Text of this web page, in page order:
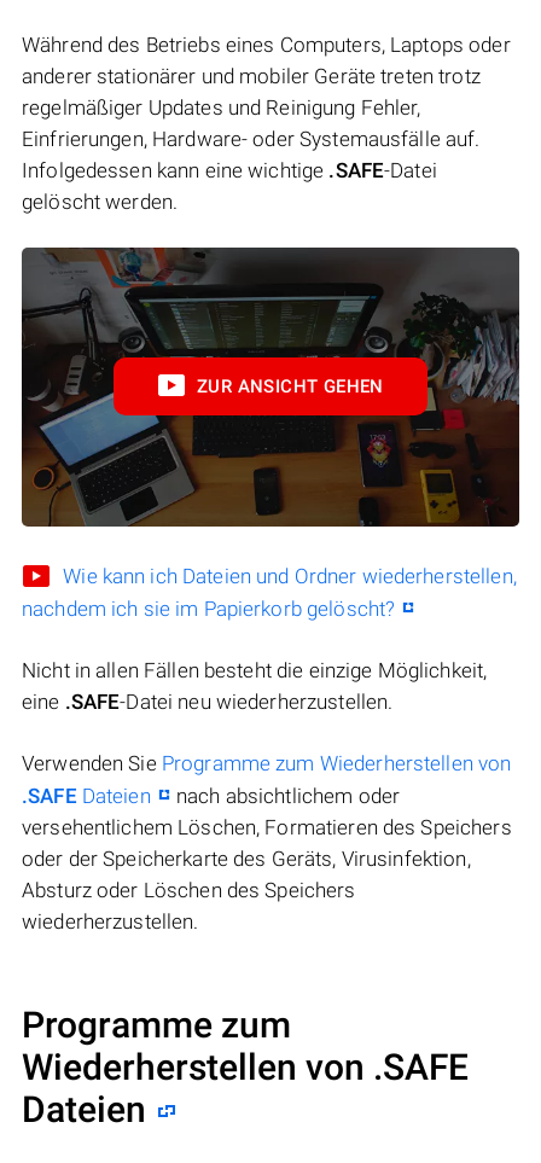
Während des Betriebs eines Computers, Laptops oder
anderer stationärer und mobiler Geräte treten trotz
regelmäßiger Updates und Reinigung Fehler,
Einfrierungen, Hardware- oder Systemausfälle auf.
Infolgedessen kann eine wichtige .SAFE-Datei
gelöscht werden.
ZUR ANSICHT GEHEN
Wie kann ich Dateien und Ordner wiederherstellen,
nachdem ich sie im Papierkorb gelöscht?
Nicht in allen Fällen besteht die einzige Möglichkeit,
eine .SAFE-Datei neu wiederherzustellen.
Verwenden Sie Programme zum Wiederherstellen von
.SAFEDateien
nach absichtlichem oder
versehentlichem Löschen, Formatieren des Speichers
oder der Speicherkarte des Geräts, Virusinfektion,
Absturz oder Löschen des Speichers
wiederherzustellen.
Programme zum
Wiederherstellen von .SAFE
Dateien